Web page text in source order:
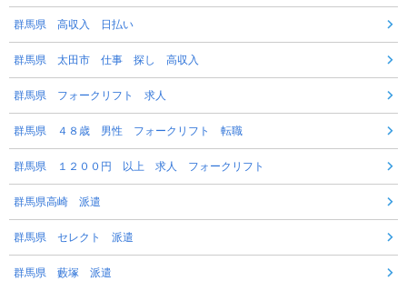
群馬県 高収入 日払い
群馬県 太田市 仕事 探し 高収入
群馬県 フォークリフト 求人
群馬県 ４８歳 男性 フォークリフト 転職
群馬県 １２００円 以上 求人 フォークリフト
群馬県高崎 派遣
群馬県 セレクト 派遣
群馬県 藪塚 派遣